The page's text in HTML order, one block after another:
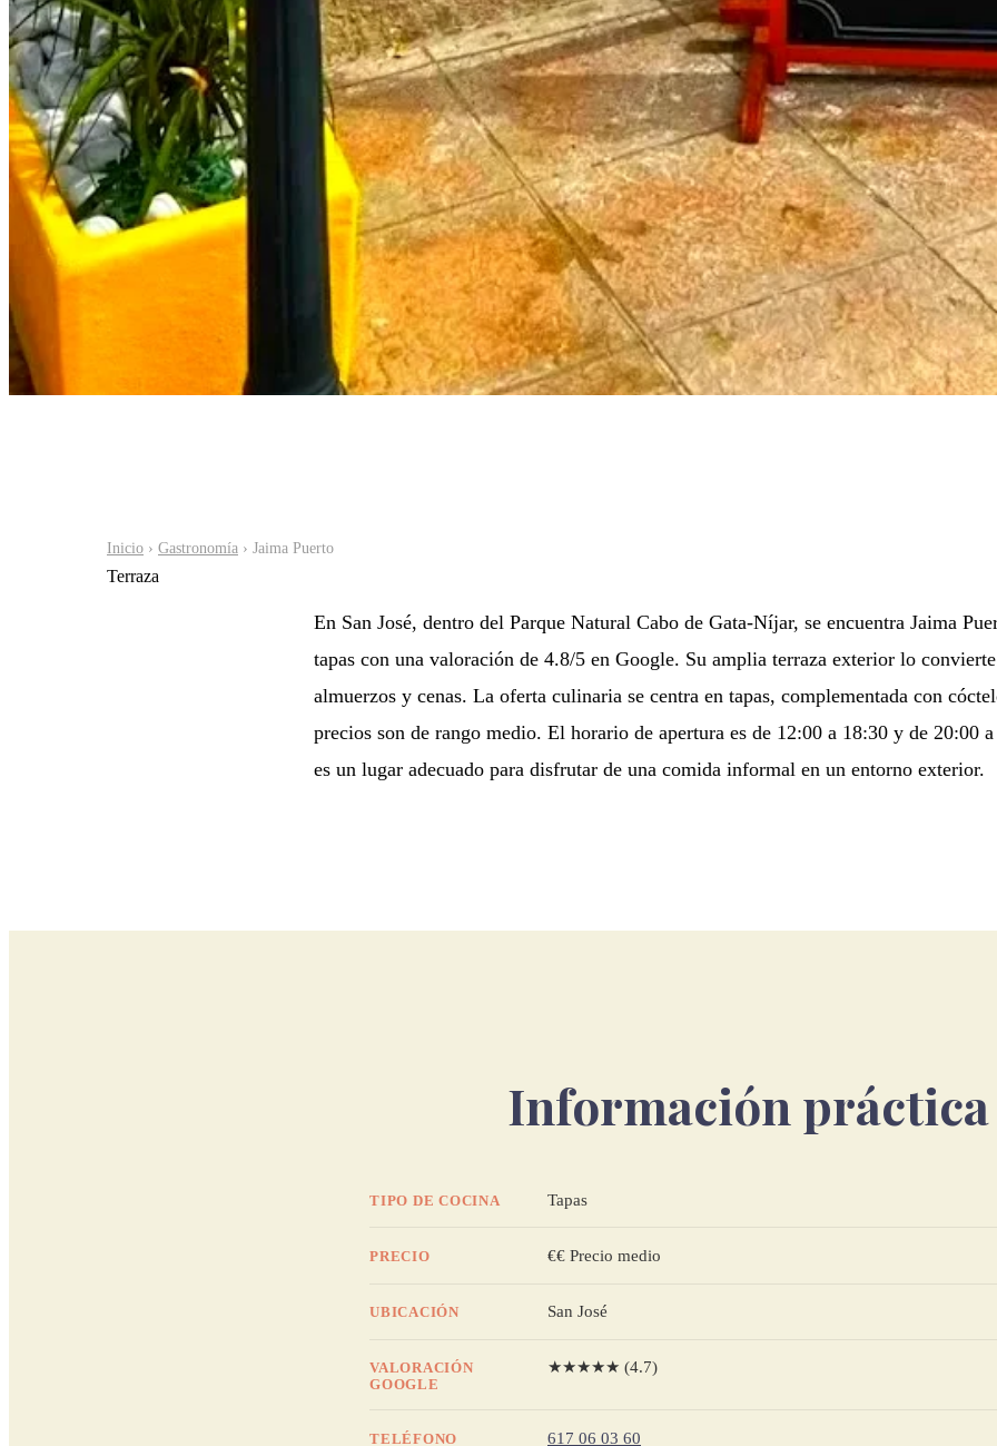
Inicio › Gastronomía › Jaima Puerto
Terraza
En San José, dentro del Parque Natural Cabo de Gata-Níjar, se encuentra Jaima
tapas con una valoración de 4.8/5 en Google. Su amplia terraza exterior lo
almuerzos y cenas. La oferta culinaria se centra en tapas, complementada con
precios son de rango medio. El horario de apertura es de 12:00 a 18:30 y de 20:00
es un lugar adecuado para disfrutar de una comida informal en un entorno exterior.
Información práctica
TIPO DE COCINA Tapas
PRECIO €€ Precio medio
UBICACIÓN San José
VALORACIÓN
GOOGLE
★★★★★ (4.7)
TELÉFONO 617 06 03 60